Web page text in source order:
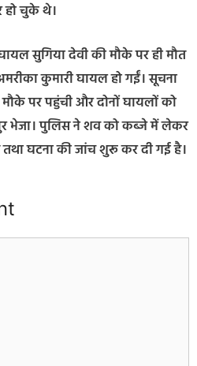
हो चुके थे।
सुगिया देवी की मौके पर ही मौत
कुमारी घायल हो गईं। सूचना
पर पहुंची और दोनों घायलों को
भेजा। पुलिस ने शव को कब्जे में लेकर
तथा घटना की जांच शुरू कर दी गई है।